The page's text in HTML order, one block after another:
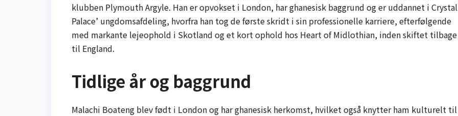
klubben Plymouth Argyle. Han er opvokset i London, har ghanesisk baggrund og er uddannet i Crystal
Palace’ ungdomsafdeling, hvorfra han tog de første skridt i sin professionelle karriere, efterfølgende
med markante lejeophold i Skotland og et kort ophold hos Heart of Midlothian, inden skiftet tilbage
til England.
Tidlige år og baggrund
Malachi Boateng blev født i London og har ghanesisk herkomst, hvilket også knytter ham kulturelt til